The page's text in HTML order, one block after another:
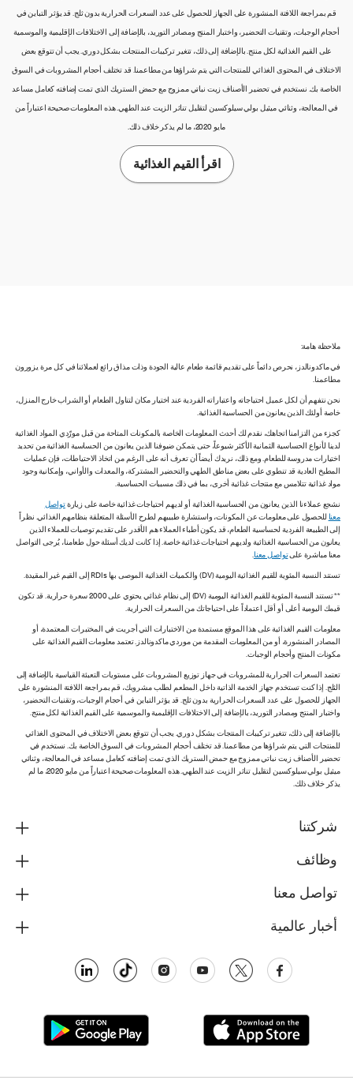
قم بمراجعة اللافتة المنشورة على الجهاز للحصول على عدد السعرات الحرارية بدون ثلج. قد يؤثر التباين في
أحجام الوجبات، وتقنيات التحضير، واختبار المنتج ومصادر التوريد، بالإضافة إلى الاختلافات الإقليمية والموسمية
على القيم الغذائية لكل منتج. بالإضافة إلى ذلك، تتغير تركيبات المنتجات بشكل دوري. يجب أن تتوقع بعض
الاختلاف في المحتوى الغذائي للمنتجات التي يتم شراؤها من مطاعمنا. قد تختلف أحجام المشروبات في السوق
الخاصة بك. نستخدم في تحضير الأصناف زيت نباتي ممزوج مع حمض الستريك الذي تمت إضافته كعامل مساعد
في المعالجة، وثنائي ميثيل بولي سيلوكسين لتقليل تناثر الزيت عند الطهي. هذه المعلومات صحيحة اعتباراً من
مايو 2020، ما لم يذكر خلاف ذلك.
اقرأ القيم الغذائية
ملاحظة هامة:
في ماكدونالدز، نحرص دائماً على تقديم قائمة طعام عالية الجودة وذات مذاق رائع لعملائنا في كل مرة يزورون
مطاعمنا.
نحن نتفهم أن لكل عميل احتياجاته واعتباراته الفردية عند اختيار مكان لتناول الطعام أو الشراب خارج المنزل،
خاصة أولئك الذين يعانون من الحساسية الغذائية.
كجزء من التزامنا اتجاهك، نقدم لك أحدث المعلومات الخاصة بالمكونات المتاحة من قبل مورّدي المواد الغذائية
لدينا لأنواع الحساسية الثمانية الأكثر شيوعاً، حتى يتمكن ضيوفنا الذين يعانون من الحساسية الغذائية من تحديد
اختيارات مدروسة للطعام. ومع ذلك، نريدك أيضاً أن تعرف أنه على الرغم من اتخاذ الاحتياطات، فإن عمليات
المطبخ العادية قد تنطوي على بعض مناطق الطهي والتحضير المشتركة، والمعدات والأواني، وإمكانية وجود
مواد غذائية تتلامس مع منتجات غذائية أخرى، بما في ذلك مسببات الحساسية.
نشجع عملاءنا الذين يعانون من الحساسية الغذائية أو لديهم احتياجات غذائية خاصة على زيارةتواصل
معنا للحصول على معلومات عن المكونات، واستشارة طبيبهم لطرح الأسئلة المتعلقة بنظامهم الغذائي. نظراً
إلى الطبيعة الفردية لحساسية الطعام، قد يكون أطباء العملاء هم الأقدر على تقديم توصيات للعملاء الذين
يعانون من الحساسية الغذائية ولديهم احتياجات غذائية خاصة. إذا كانت لديك أسئلة حول طعامنا، يُرجى التواصل
معنا مباشرة علىتواصل معنا.
تستند النسبة المئوية للقيم الغذائية اليومية (DV) والكميات الغذائية الموصى بها RDIs إلى القيم غير المقيدة.
** تستند النسبة المئوية للقيم الغذائية اليومية (DV) إلى نظام غذائي يحتوي على 2000 سعرة حرارية. قد تكون
قيمك اليومية أعلى أو أقل اعتماداً على احتياجاتك من السعرات الحرارية.
معلومات القيم الغذائية على هذا الموقع مستمدة من الاختبارات التي أجريت في المختبرات المعتمدة، أو
المصادر المنشورة، أو من المعلومات المقدمة من موردي ماكدونالدز. تعتمد معلومات القيم الغذائية على
مكونات المنتج وأحجام الوجبات.
تعتمد السعرات الحرارية للمشروبات في جهاز توزيع المشروبات على مستويات التعبئة القياسية بالإضافة إلى
الثلج. إذا كنت تستخدم جهاز الخدمة الذاتية داخل المطعم لطلب مشروبك، قم بمراجعة اللافتة المنشورة على
الجهاز للحصول على عدد السعرات الحرارية بدون ثلج. قد يؤثر التباين في أحجام الوجبات، وتقنيات التحضير،
واختبار المنتج ومصادر التوريد، بالإضافة إلى الاختلافات الإقليمية والموسمية على القيم الغذائية لكل منتج.
بالإضافة إلى ذلك، تتغير تركيبات المنتجات بشكل دوري. يجب أن تتوقع بعض الاختلاف في المحتوى الغذائي
للمنتجات التي يتم شراؤها من مطاعمنا. قد تختلف أحجام المشروبات في السوق الخاصة بك. نستخدم في
تحضير الأصناف زيت نباتي ممزوج مع حمض الستريك الذي تمت إضافته كعامل مساعد في المعالجة، وثنائي
ميثيل بولي سيلوكسين لتقليل تناثر الزيت عند الطهي. هذه المعلومات صحيحة اعتباراً من مايو 2020، ما لم
يذكر خلاف ذلك.
شركتنا
وظائف
تواصل معنا
أخبار عالمية